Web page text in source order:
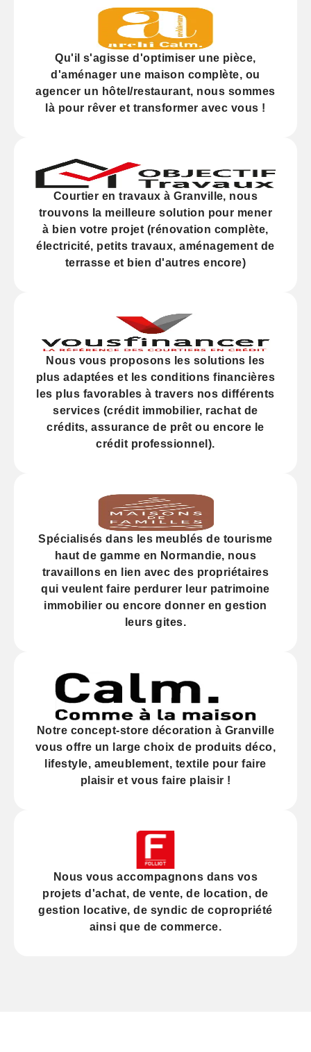
Qu'il s'agisse d'optimiser une pièce,
d'aménager une maison complète, ou
agencer un hôtel/restaurant, nous sommes
là pour rêver et transformer avec vous !
Courtier en travaux à Granville, nous
trouvons la meilleure solution pour mener
à bien votre projet (rénovation complète,
électricité, petits travaux, aménagement de
terrasse et bien d'autres encore)
Nous vous proposons les solutions les
plus adaptées et les conditions financières
les plus favorables à travers nos différents
services (crédit immobilier, rachat de
crédits,assurance de prêt ou encore le
crédit professionnel).
Spécialisés dans les meublés de tourisme
haut de gamme en Normandie, nous
travaillons en lien avec des propriétaires
qui veulent faire perdurer leur patrimoine
immobilier ou encore donner en gestion
leurs gites.
Notre concept-store décoration à Granville
vous offre un large choix de produits déco,
lifestyle, ameublement, textile pour faire
plaisir et vous faire plaisir !
Nous vous accompagnons dans vos
projets d'achat, devente, de location, de
gestion locative, de syndic de copropriété
ainsi que de commerce.